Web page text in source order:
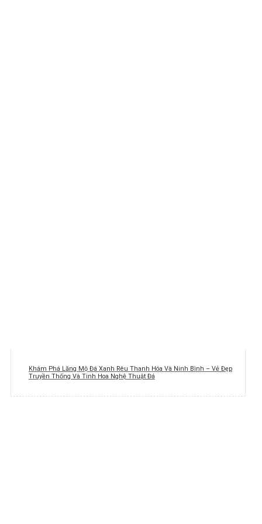
Khám Phá Lăng Mộ Đá Xanh Rêu Thanh Hóa Và Ninh Bình – Vẻ Đẹp
Truyền Thống Và Tinh Hoa Nghệ Thuật Đá